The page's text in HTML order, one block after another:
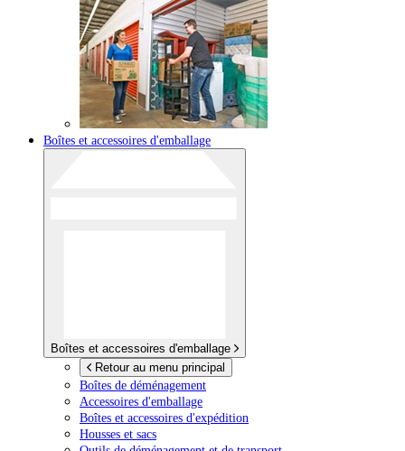
Boîtes et accessoires d'emballage
Boîtes et accessoires d'emballage
Retour au menu principal
Boîtes de déménagement
Accessoires d'emballage
Boîtes et accessoires d'expédition
Housses et sacs